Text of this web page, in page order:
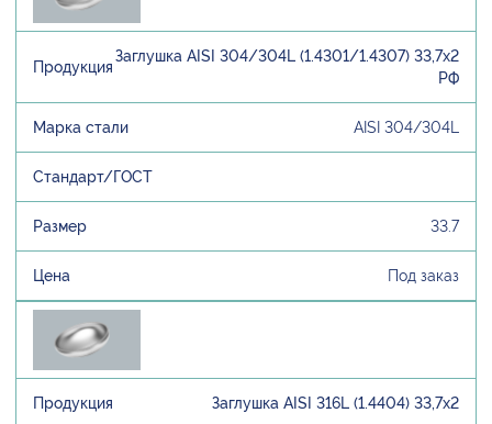
Заглушка AISI 304/304L (1.4301/1.4307) 33,7х2
РФ
AISI 304/304L
33.7
Под заказ
Заглушка AISI 316L (1.4404) 33,7х2